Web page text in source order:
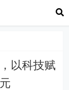
以科技赋